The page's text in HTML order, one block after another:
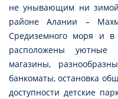
не унывающим ни
районе Алании –
Средиземного моря и
расположены
магазины,
банкоматы, остановка
доступности детские